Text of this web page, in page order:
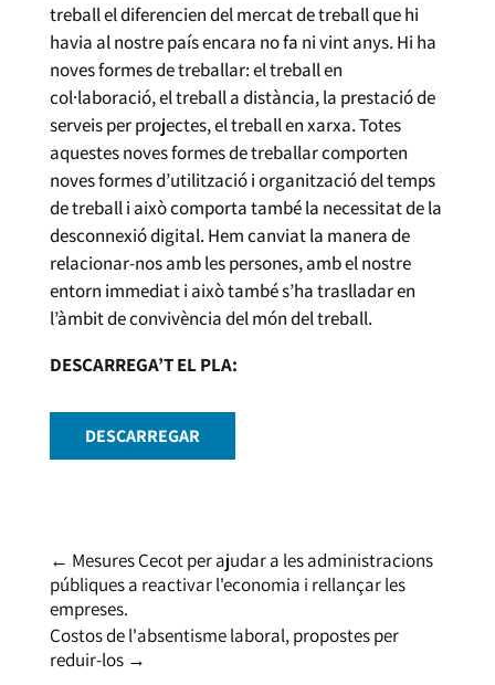
treball el diferencien del mercat de treball que hi
havia al nostre país encara no fa ni vint anys. Hi ha
noves formes de treballar: el treball en
col·laboració, el treball a distància, la prestació de
serveis per projectes, el treball en xarxa. Totes
aquestes noves formes de treballar comporten
noves formes d’utilització i organització del temps
de treball i això comporta també la necessitat de la
desconnexió digital. Hem canviat la manera de
relacionar-nos amb les persones, amb el nostre
entorn immediat i això també s’ha traslladar en
l’àmbit de convivència del món del treball.
DESCARREGA’T EL PLA:
DESCARREGAR
← Mesures Cecot per ajudar a les administracions
públiques a reactivar l'economia i rellançar les
empreses.
Costos de l'absentisme laboral, propostes per
reduir-los→